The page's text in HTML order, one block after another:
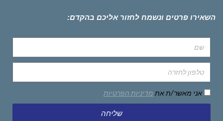
השאירו פרטים ונשמח לחזור אליכם בהקדם:
אני מאשר/ת את מדיניות הפרטיות
שליחה